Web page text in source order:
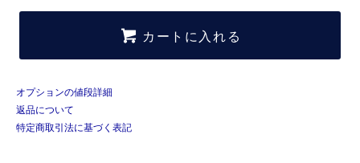
カートに入れる
オプションの値段詳細
返品について
特定商取引法に基づく表記